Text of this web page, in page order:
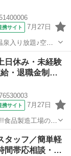
携サイト 7月27日
入り放題♪空調
スタッフ募集！
日休み・未経験
・退職金制…
携サイト 7月27日
食品製造工場の洗
料理
タッフ／簡単軽
間帯応相談・…